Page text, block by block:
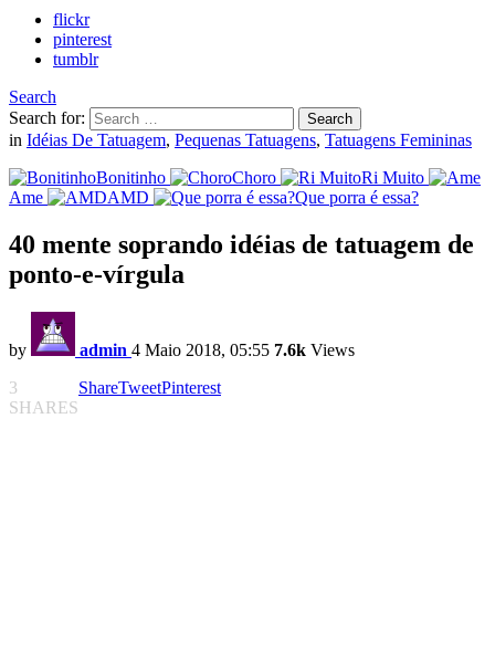
flickr
pinterest
tumblr
Search
Search for:
Search
in Idéias De Tatuagem, Pequenas Tatuagens, Tatuagens Femininas
Bonitinho
Choro
Ri Muito
Ame
AMD Que porra é essa?
40 mente soprando idéias de tatuagem de
ponto-e-vírgula
by admin 4 Maio 2018, 05:55 7.6k Views
3
SHARES
ShareTweetPinterest